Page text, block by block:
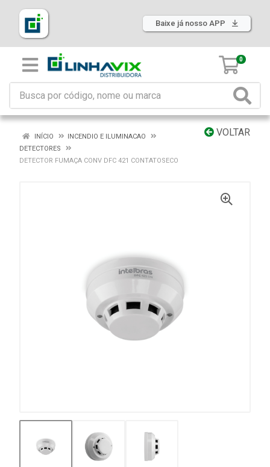
Baixe já nosso APP
0
VOLTAR
INÍCIO
INCENDIO E ILUMINACAO
DETECTORES
DETECTOR FUMAÇA CONV DFC 421 CONTATOSECO